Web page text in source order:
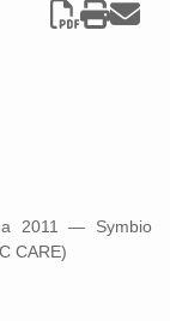
2011 — Symbio
CARE)